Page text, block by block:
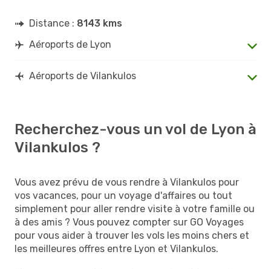
Distance : 8143 kms
Aéroports de Lyon
Aéroports de Vilankulos
Recherchez-vous un vol de Lyon à
Vilankulos ?
Vous avez prévu de vous rendre à Vilankulos pour
vos vacances, pour un voyage d'affaires ou tout
simplement pour aller rendre visite à votre famille ou
à des amis ? Vous pouvez compter sur GO Voyages
pour vous aider à trouver les vols les moins chers et
les meilleures offres entre Lyon et Vilankulos.